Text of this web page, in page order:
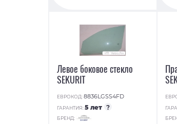
Левое боковое стекло
SEKURIT
ЕВРОКОД:8836LGSS4FD
ГАРАНТИЯ:5 лет ?
БРЕНД: